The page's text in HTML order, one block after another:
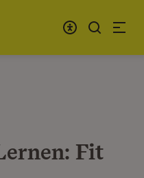
Fit